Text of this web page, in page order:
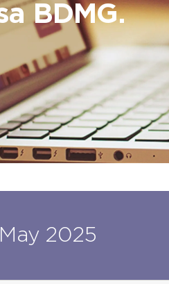
BDMG.
2025